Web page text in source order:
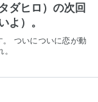
ダヒロ）の次回
よ）。
ついについに恋が動